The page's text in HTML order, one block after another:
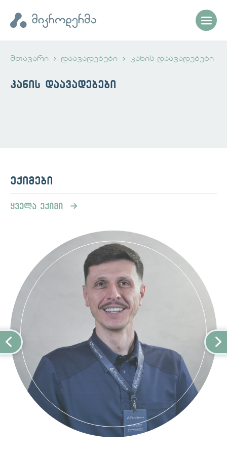
მთავარი დაავადებები კანის დაავადებები
კანის დაავადებები
ექიმები
ყველა ექიმი